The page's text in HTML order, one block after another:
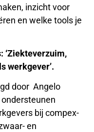
inzicht voor
en welke tools je
‘Ziekteverzuim,
werkgever’.
door Angelo
bij compex-
en